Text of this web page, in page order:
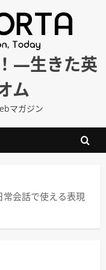
―生きた英
ム
マガジン
会話で使える表現